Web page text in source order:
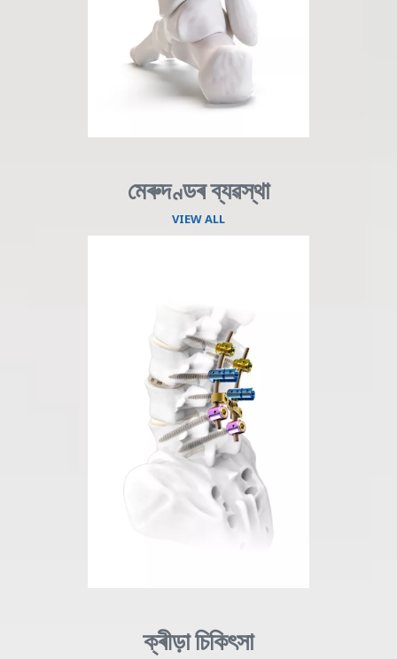
মেৰুদণ্ডৰ ব্যৱস্থা
VIEW ALL
ক্ৰীড়া চিকিৎসা